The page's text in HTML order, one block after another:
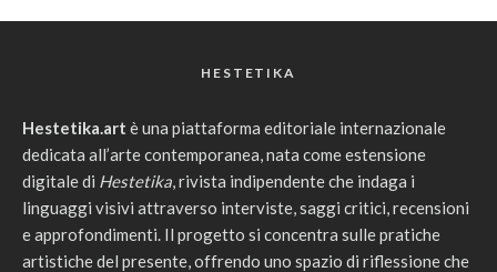
HESTETIKA
Hestetika.art è una piattaforma editoriale internazionale
dedicata all’arte contemporanea, nata come estensione
digitale di Hestetika, rivista indipendente che indaga i
linguaggi visivi attraverso interviste, saggi critici, recensioni
e approfondimenti. Il progetto si concentra sulle pratiche
artistiche del presente, offrendo uno spazio di riflessione che